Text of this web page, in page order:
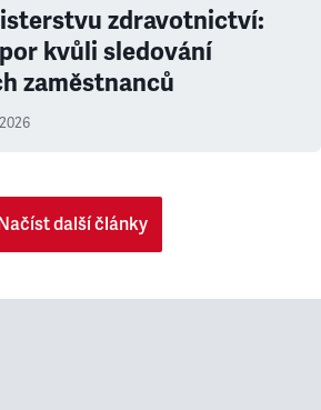
zdravotnictví:
kvůli sledování
zaměstnanců
další články